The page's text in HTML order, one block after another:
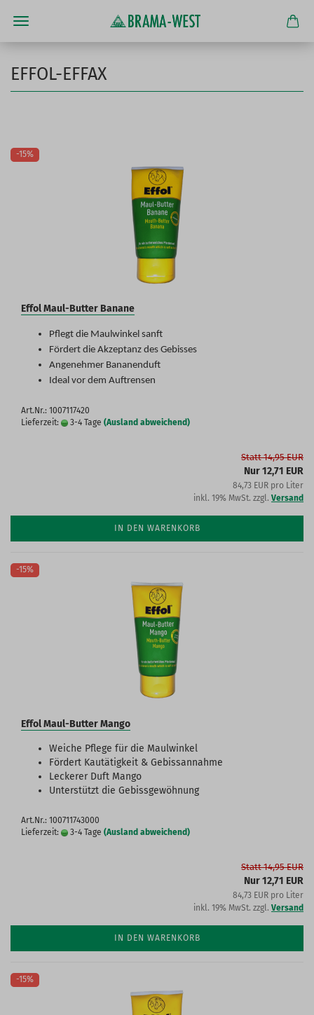
EFFOL-EFFAX
-15%
Effol Maul-Butter Banane
Pflegt die Maulwinkel sanft
Fördert die Akzeptanz des Gebisses
Angenehmer Bananenduft
Ideal vor dem Auftrensen
Art.Nr.: 1007117420
Lieferzeit:
3-4 Tage (Ausland abweichend)
Statt 14,95 EUR
Nur 12,71 EUR
84,73 EUR pro Liter
inkl. 19% MwSt. zzgl. Versand
IN DEN WARENKORB
-15%
Effol Maul-Butter Mango
Weiche Pflege für die Maulwinkel
Fördert Kautätigkeit & Gebissannahme
Leckerer Duft Mango
Unterstützt die Gebissgewöhnung
Art.Nr.: 100711743000
Lieferzeit:
3-4 Tage (Ausland abweichend)
Statt 14,95 EUR
Nur 12,71 EUR
84,73 EUR pro Liter
inkl. 19% MwSt. zzgl. Versand
IN DEN WARENKORB
-15%